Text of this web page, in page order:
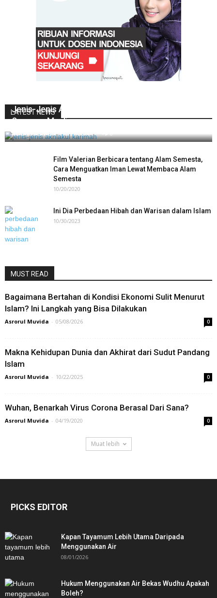
LATEST NEWS
Jenis-Jenis Akhlakul Karimah yang Harus Dimiliki
Seorang Muslim
Asrorul Muvida - 12/31/2024 0
Film Valerian Berbicara tentang Alam Semesta,
Cara Menguatkan Iman Lewat Membaca Alam
Semesta
10/20/2020
Ini Dia Perbedaan Hibah dan Warisan dalam Islam
10/30/2023
MUST READ
Bagaimana Bertahan di Kondisi Ekonomi Sulit Menurut
Islam? Ini Langkah yang Bisa Dilakukan
Asrorul Muvida - 05/08/2026 0
Makna Kehidupan Dunia dan Akhirat dari Sudut Pandang
Islam
Asrorul Muvida - 10/22/2025 0
Wuhan, Benarkah Virus Corona Berasal Dari Sana?
Asrorul Muvida - 04/19/2020 0
Muat lebih
PICKS EDITOR
Kapan Tayamum Lebih Utama Daripada
Menggunakan Air
08/01/2026
Hukum Menggunakan Air Bekas Wudhu Apakah
Boleh?